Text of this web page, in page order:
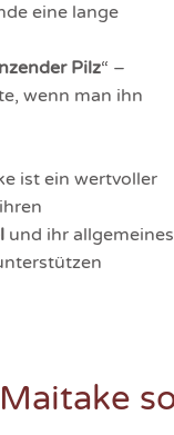
eine lange
Pilz“ –
wenn man ihn
ist ein wertvoller
und ihr allgemeines